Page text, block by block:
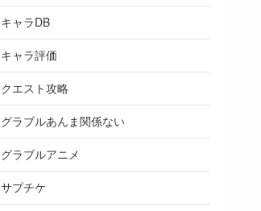
キャラDB
キャラ評価
クエスト攻略
グラブルあんま関係ない
グラブルアニメ
サプチケ